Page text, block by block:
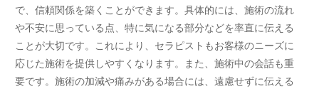
で、信頼関係を築くことができます。具体的には、施術の流れ
や不安に思っている点、特に気になる部分などを率直に伝える
ことが大切です。これにより、セラピストもお客様のニーズに
応じた施術を提供しやすくなります。また、施術中の会話も重
要です。施術の加減や痛みがある場合には、遠慮せずに伝える